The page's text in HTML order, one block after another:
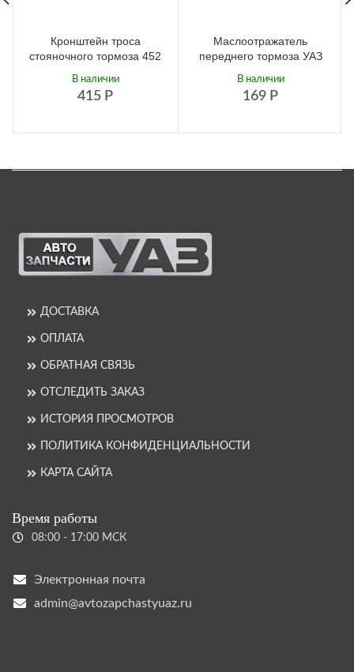
Кронштейн троса
стояночного тормоза 452
415 Р
В наличии
Маслоотражатель
переднего тормоза УАЗ
169 Р
В наличии
ДОСТАВКА
ОПЛАТА
ОБРАТНАЯ СВЯЗЬ
ОТСЛЕДИТЬ ЗАКАЗ
ИСТОРИЯ ПРОСМОТРОВ
ПОЛИТИКА КОНФИДЕНЦИАЛЬНОСТИ
КАРТА САЙТА
Время работы
08:00 - 17:00 МСК
Электронная почта
admin@avtozapchastyuaz.ru